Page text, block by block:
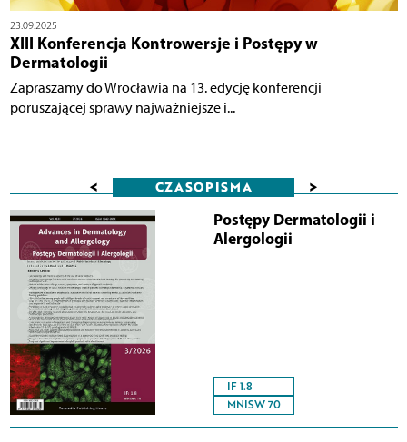
23.09.2025
XIII Konferencja Kontrowersje i Postępy w
Dermatologii
Zapraszamy do Wrocławia na 13. edycję konferencji
poruszającej sprawy najważniejsze i...
< CZASOPISMA >
Postępy Dermatologii i
Alergologii
IF 1.8
MNISW 70